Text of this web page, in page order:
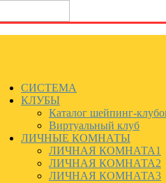
СИСТЕМА
КЛУБЫ
Каталог шейпинг-
Виртуальный клуб
ЛИЧНЫЕ КОМНАТЫ
ЛИЧНАЯ КОМНАТА1
ЛИЧНАЯ КОМНАТА2
ЛИЧНАЯ КОМНАТА3